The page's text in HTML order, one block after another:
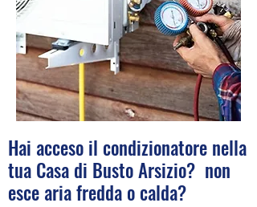
Hai acceso il condizionatore nella
tua Casa di Busto Arsizio? non
esce aria fredda o calda?